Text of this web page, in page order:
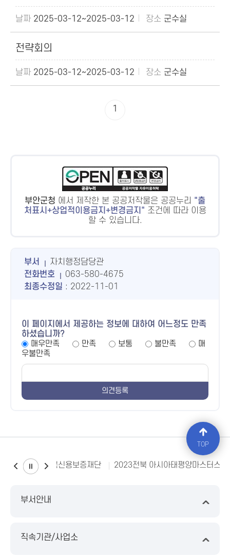
2025-03-12~2025-03-12 군수실
전략회의
2025-03-12~2025-03-12 군수실
1
부안군청 에서 제작한 본 공공저작물은 공공누리
출
처표시+상업적이용금지+변경금지
조건에 따라 이용
할 수 있습니다.
부서
자치행정담당관
전화번호
063-580-4675
최종수정일 : 2022-11-01
이 페이지에서 제공하는 정보에 대하여 어느정도 만족
하셨습니까?
매우만족
만족 보통 불만족
매
우불만족
전북신용보증재단 2023전북 아시아태평양마스터스대
부서안내
직속기관/사업소
TOP